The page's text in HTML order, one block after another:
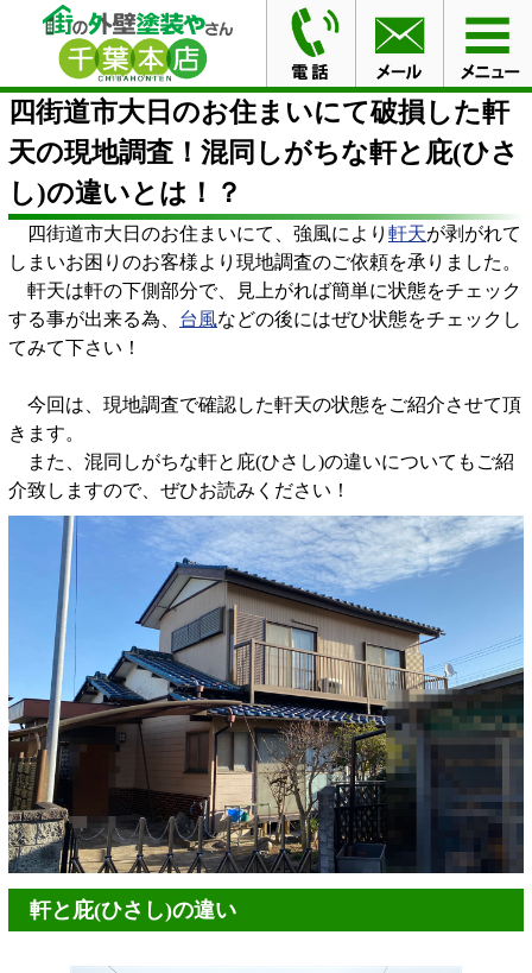
HOME ブログ
四街道市大日のお住まいにて破損した軒
天の現地調査！混同しがちな軒と庇(ひさし)の違いとは！？
四街道市大日のお住まいにて破損した軒
天の現地調査！混同しがちな軒と庇(ひさ
し)の違いとは！？
四街道市大日のお住まいにて、強風により 軒天が剥がれて
しまいお困りのお客様より現地調査のご依頼を承りました。
軒天は軒の下側部分で、見上がれば簡単に状態をチェック
する事が出来る為、 台風などの後にはぜひ状態をチェックし
てみて下さい！
今回は、現地調査で確認した軒天の状態をご紹介させて頂
きます。
また、混同しがちな軒と庇(ひさし)の違いについてもご紹
介致しますので、ぜひお読みください！
軒と庇(ひさし)の違い